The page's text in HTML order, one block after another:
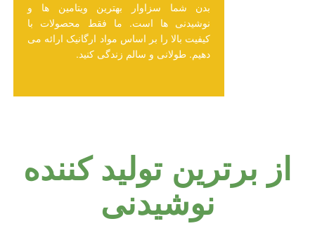
بدن شما سزاوار بهترین ویتامین ها و
نوشیدنی ها است. ما فقط محصولات با
کیفیت بالا را بر اساس مواد ارگانیک ارائه می
دهیم. طولانی و سالم زندگی کنید.
از برترین تولید کننده
نوشیدنی